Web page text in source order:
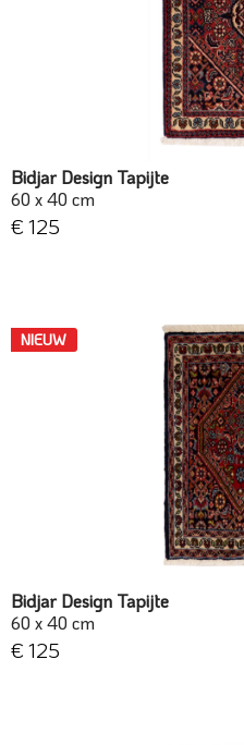
Bidjar Design Tapijte
60 x 40 cm
€ 125
NIEUW
Bidjar Design Tapijte
60 x 40 cm
€ 125